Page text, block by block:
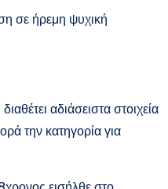
σε ήρεμη ψυχική
αδιάσειστα στοιχεία
την κατηγορία για